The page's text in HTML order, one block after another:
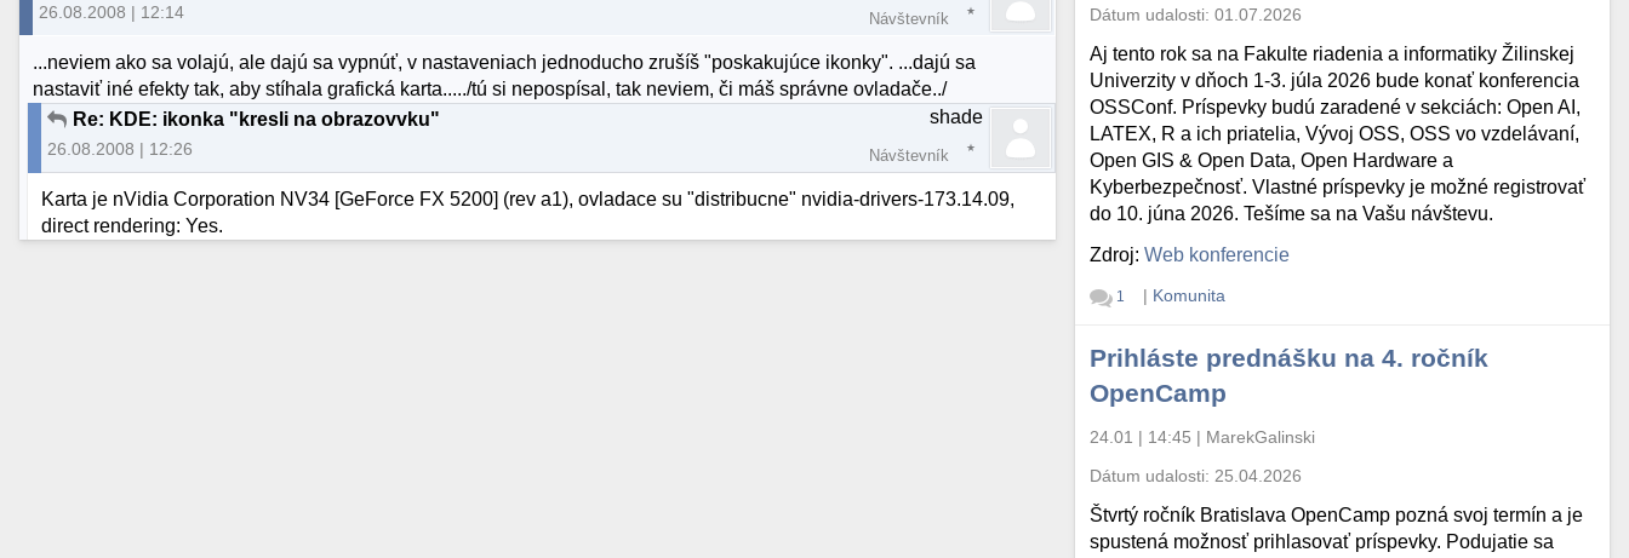
26.08.2008 | 12:14 Návštevník
...neviem ako sa volajú, ale dajú sa vypnúť, v nastaveniach jednoducho zrušíš "poskakujúce ikonky". ...dajú sa
nastaviť iné efekty tak, aby stíhala grafická karta...../tú si nepospísal, tak neviem, či máš správne ovladače../
Re: KDE: ikonka "kresli na obrazovvku"
26.08.2008 | 12:26
shade
Návštevník
Karta je nVidia Corporation NV34 [GeForce FX 5200] (rev a1), ovladace su "distribucne" nvidia-drivers-173.14.09,
direct rendering: Yes.
Dátum udalosti:01.07.2026
Aj tento rok sa na Fakulte riadenia a informatiky Žilinskej
Univerzity v dňoch 1-3. júla 2026 bude konať konferencia
OSSConf. Príspevky budú zaradené v sekciách: Open AI,
LATEX, R a ich priatelia, Vývoj OSS, OSS vo vzdelávaní,
Open GIS & Open Data, Open Hardware a
Kyberbezpečnosť. Vlastné príspevky je možné registrovať
do 10. júna 2026. Tešíme sa na Vašu návštevu.
Zdroj:Web konferencie
1 | Komunita
Prihláste prednášku na 4. ročník
OpenCamp
24.01 | 14:45 | MarekGalinski
Dátum udalosti: 25.04.2026
Štvrtý ročník Bratislava OpenCamp pozná svoj termín a je
spustená možnosť prihlasovať príspevky. Podujatie sa